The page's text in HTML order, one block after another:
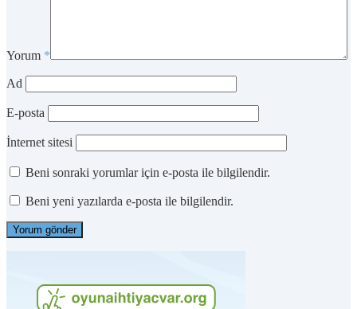
Yorum *
Ad
E-posta
İnternet sitesi
Beni sonraki yorumlar için e-posta ile bilgilendir.
Beni yeni yazılarda e-posta ile bilgilendir.